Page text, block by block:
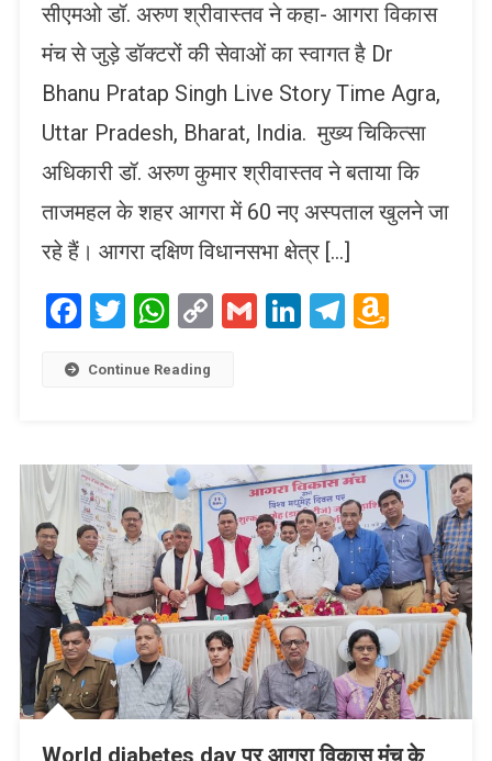
सीएमओ डॉ. अरुण श्रीवास्तव ने कहा- आगरा विकास
मंच से जुड़े डॉक्टरों की सेवाओं का स्वागत है Dr
Bhanu Pratap Singh Live Story Time Agra,
Uttar Pradesh, Bharat, India. मुख्य चिकित्सा
अधिकारी डॉ. अरुण कुमार श्रीवास्तव ने बताया कि
ताजमहल के शहर आगरा में 60 नए अस्पताल खुलने जा
रहे हैं। आगरा दक्षिण विधानसभा क्षेत्र […]
Facebook
TwitterWhatsApp
CopyGmailLinkedIn
Telegram
Continue Reading
World diabetes day पर आगरा विकास मंच के